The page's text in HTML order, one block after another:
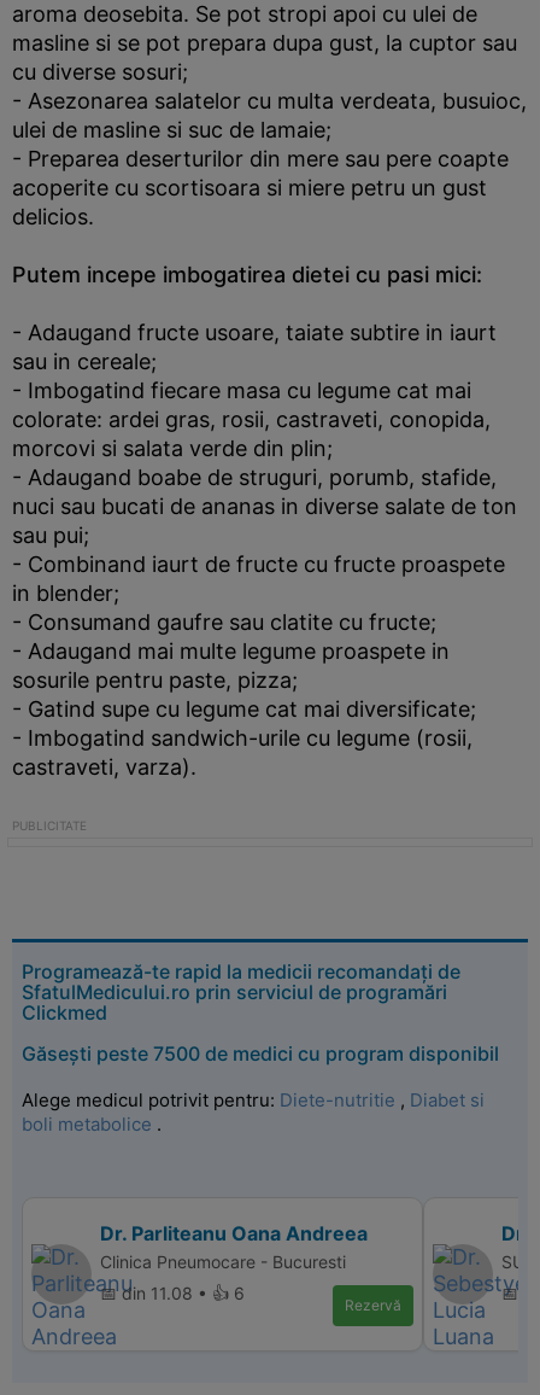
aroma deosebita. Se pot stropi apoi cu ulei de
masline si se pot prepara dupa gust, la cuptor sau
cu diverse sosuri;
- Asezonarea salatelor cu multa verdeata, busuioc,
ulei de masline si suc de lamaie;
- Preparea deserturilor din mere sau pere coapte
acoperite cu scortisoara si miere petru un gust
delicios.
Putem incepe imbogatirea dietei cu pasi mici:
- Adaugand fructe usoare, taiate subtire in iaurt
sau in cereale;
- Imbogatind fiecare masa cu legume cat mai
colorate: ardei gras, rosii, castraveti, conopida,
morcovi si salata verde din plin;
- Adaugand boabe de struguri, porumb, stafide,
nuci sau bucati de ananas in diverse salate de ton
sau pui;
- Combinand iaurt de fructe cu fructe proaspete
in blender;
- Consumand gaufre sau clatite cu fructe;
- Adaugand mai multe legume proaspete in
sosurile pentru paste, pizza;
- Gatind supe cu legume cat mai diversificate;
- Imbogatind sandwich-urile cu legume (rosii,
castraveti, varza).
Programează-te rapid la medicii recomandați de
SfatulMedicului.ro prin serviciul de programări
Clickmed
Găsești peste 7500 de medici cu program disponibil
Alege medicul potrivit pentru: Diete-nutritie , Diabet si
boli metabolice .
Dr. Parliteanu Oana Andreea
Clinica Pneumocare - Bucuresti
📅 din 11.08 • 👍 6
Rezervă
Dr.
📅